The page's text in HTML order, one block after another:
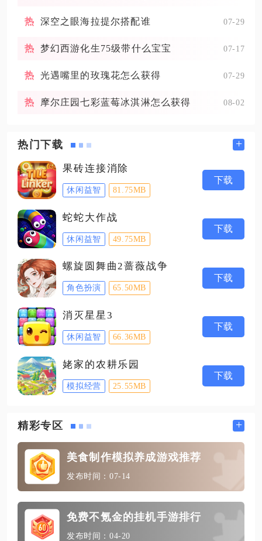
深空之眼海拉提尔搭配谁 07-29
梦幻西游化生75级带什么宝宝 07-17
光遇嘴里的玫瑰花怎么获得 07-29
摩尔庄园七彩蓝莓冰淇淋怎么获得 08-02
热门下载 +
果砖连接消除
休闲益智 81.75MB
下载
蛇蛇大作战
休闲益智 49.75MB
下载
螺旋圆舞曲2蔷薇战争
角色扮演 65.50MB
下载
消灭星星3
休闲益智 66.36MB
下载
姥家的农耕乐园
模拟经营 25.55MB
下载
精彩专区 +
美食制作模拟养成游戏推荐
发布时间：07-14
免费不氪金的挂机手游排行
发布时间：04-20